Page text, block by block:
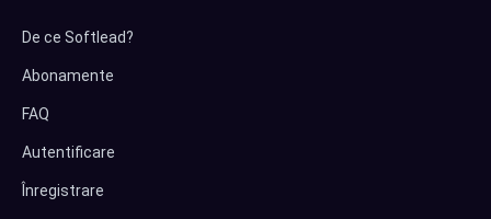
De ce Softlead?
Abonamente
FAQ
Autentificare
Înregistrare